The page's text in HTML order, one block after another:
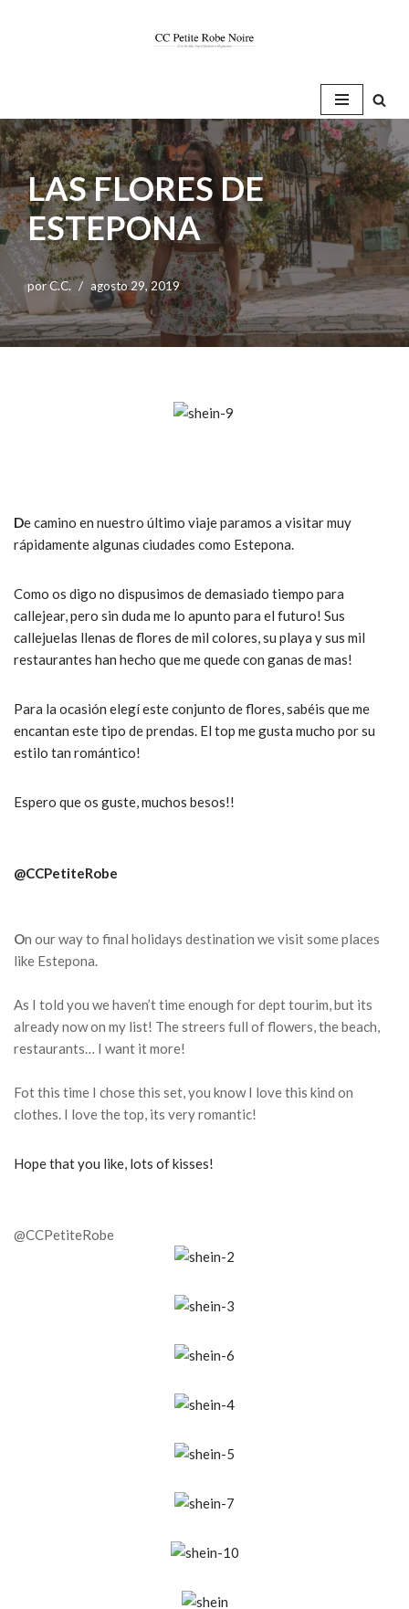
LAS FLORES DE
ESTEPONA
porC.C. agosto 29, 2019
De camino en nuestro último viaje paramos a visitar muy
rápidamente algunas ciudades como Estepona.
Como os digo no dispusimos de demasiado tiempo para
callejear, pero sin duda me lo apunto para el futuro! Sus
callejuelas llenas de flores de mil colores, su playa y sus mil
restaurantes han hecho que me quede con ganas de mas!
Para la ocasión elegí este conjunto de flores, sabéis que me
encantan este tipo de prendas. El top me gusta mucho por su
estilo tan romántico!
Espero que os guste, muchos besos!!
@CCPetiteRobe
On our way to final holidays destination we visit some places
like Estepona.
As I told you we haven’t time enough for dept tourim, but its
already now on my list! The streers full of flowers, the beach,
restaurants… I want it more!
Fot this time I chose this set, you know I love this kind on
clothes. I love the top, its very romantic!
Hope that you like, lots of kisses!
@CCPetiteRobe